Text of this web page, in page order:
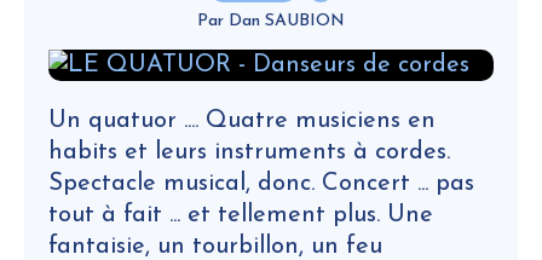
Par Dan SAUBION
Un quatuor .... Quatre musiciens en
habits et leurs instruments à cordes.
Spectacle musical, donc. Concert ... pas
tout à fait ... et tellement plus. Une
fantaisie, un tourbillon, un feu